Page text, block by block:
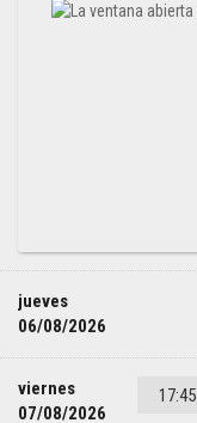
jueves
06/08/2026
viernes
07/08/2026
17:45